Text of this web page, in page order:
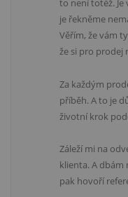
to není totéž. Je
je řekněme
Věřím, že vám
že si pro prodej
Za každým
příběh. A to je
životní krok
Záleží mi na
klienta. A dbám
pak hovoří